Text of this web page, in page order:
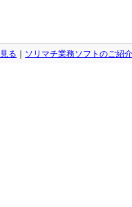
る ソリマチ業務ソフトのご紹介